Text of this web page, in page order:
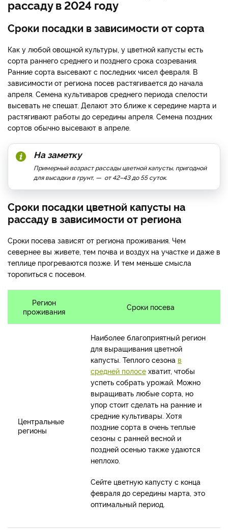
рассаду в 2024 году
Сроки посадки в зависимости от сорта
Как у любой овощной культуры, у цветной капусты есть
сорта раннего среднего и позднего срока созревания.
Ранние сорта высевают с последних чисел февраля. В
зависимости от региона посев растягивается до начала
апреля. Семена культиваров среднего периода спелости
высевать не спешат. Делают это ближе к середине марта и
растягивают работы до середины апреля. Семена поздних
сортов обычно высевают в апреле.
На заметку
Примерный возраст рассады цветной капусты, пригодной
для высадки в грунт, — от 42–43 до 55 суток.
Сроки посадки цветной капусты на
рассаду в зависимости от региона
Сроки посева зависят от региона проживания. Чем
севернее вы живете, тем почва и воздух на участке и даже в
теплице прогреваются позже. И тем меньше смысла
торопиться с посевом.
Регион
проживания
Сроки посева
Центральные
регионы
Наиболее благоприятный регион
для выращивания цветной
капусты. Теплого сезона в
средней полосе хватит, чтобы
успеть собрать урожай. Можно
выращивать любые сорта, но
упор стоит сделать на ранние и
средние культивары. Хотя
поздние сорта в очень теплые
сезоны с ранней весной и
поздней осенью также удаются
неплохо.
Сейте цветную капусту с конца
февраля до середины марта, это
оптимальный период.